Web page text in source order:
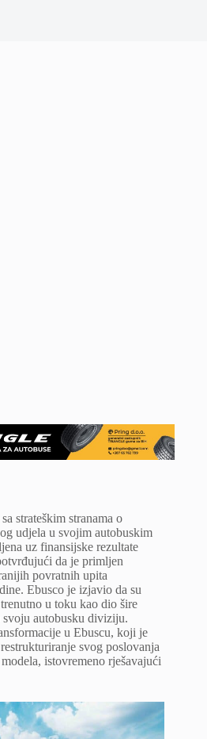
strateškim stranama o
udjela u svojim autobuskim
uz finansijske rezultate
da je primljen
povratnih upita
Ebusco je izjavio da su
u toku kao dio šire
svoju autobusku diviziju.
u Ebuscu, koji je
svog poslovanja
istovremeno rješavajući